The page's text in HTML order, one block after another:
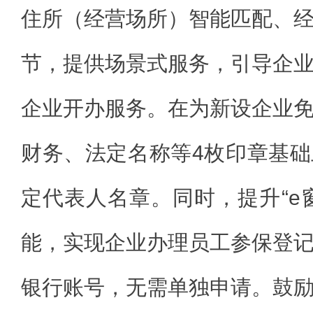
住所（经营场所）智能匹配、
节，提供场景式服务，引导企
企业开办服务。在为新设企业
财务、法定名称等4枚印章基
定代表人名章。同时，提升“e
能，实现企业办理员工参保登
银行账号，无需单独申请。鼓